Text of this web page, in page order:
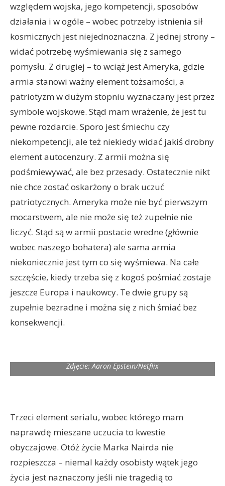
względem wojska, jego kompetencji, sposobów
działania i w ogóle – wobec potrzeby istnienia sił
kosmicznych jest niejednoznaczna. Z jednej strony –
widać potrzebę wyśmiewania się z samego
pomysłu. Z drugiej – to wciąż jest Ameryka, gdzie
armia stanowi ważny element tożsamości, a
patriotyzm w dużym stopniu wyznaczany jest przez
symbole wojskowe. Stąd mam wrażenie, że jest tu
pewne rozdarcie. Sporo jest śmiechu czy
niekompetencji, ale też niekiedy widać jakiś drobny
element autocenzury. Z armii można się
podśmiewywać, ale bez przesady. Ostatecznie nikt
nie chce zostać oskarżony o brak uczuć
patriotycznych. Ameryka może nie być pierwszym
mocarstwem, ale nie może się też zupełnie nie
liczyć. Stąd są w armii postacie wredne (głównie
wobec naszego bohatera) ale sama armia
niekoniecznie jest tym co się wyśmiewa. Na całe
szczęście, kiedy trzeba się z kogoś pośmiać zostaje
jeszcze Europa i naukowcy. Te dwie grupy są
zupełnie bezradne i można się z nich śmiać bez
konsekwencji.
Zdjęcie: Aaron Epstein/Netflix
Trzeci element serialu, wobec którego mam
naprawdę mieszane uczucia to kwestie
obyczajowe. Otóż życie Marka Nairda nie
rozpieszcza – niemal każdy osobisty wątek jego
życia jest naznaczony jeśli nie tragedią to